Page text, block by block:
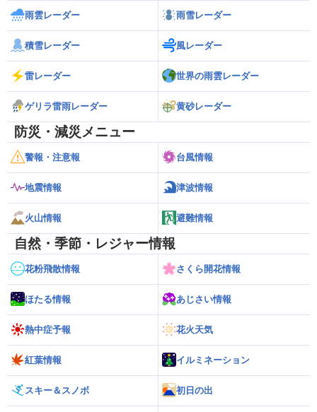
雨雲レーダー 雨雪レーダー
積雪レーダー 風レーダー
雷レーダー 世界の雨雲レーダー
ゲリラ雷雨レーダー 黄砂レーダー
防災・減災メニュー
警報・注意報 台風情報
地震情報 津波情報
火山情報 避難情報
自然・季節・レジャー情報
花粉飛散情報 さくら開花情報
ほたる情報 あじさい情報
熱中症予報 花火天気
紅葉情報 イルミネーション
スキー＆スノボ 初日の出